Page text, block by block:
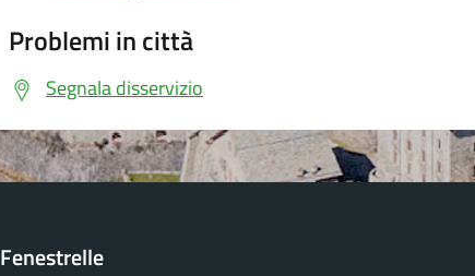
Problemi in città
Segnala disservizio
Fenestrelle